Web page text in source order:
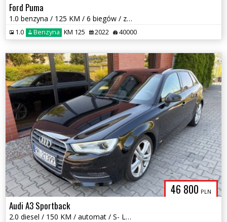
Ford Puma
1.0 benzyna / 125 KM / 6 biegów / zarej w PL / zadbany / zamiana
1.0 Benzyna KM 125 2022 40000
46 800 PLN
Audi A3 Sportback
2.0 diesel / 150 KM / automat / S- LINE / zadbany / możliwa zamiana